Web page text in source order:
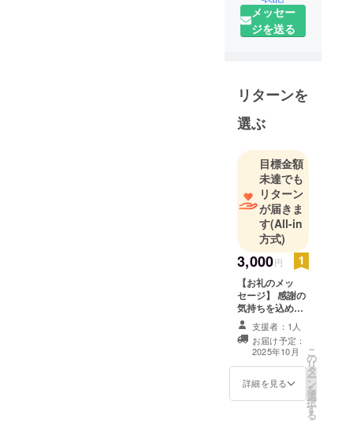
生粋の大洋
人です。
域でできる
ことを考
え、魅力あ
る地域にす
るための行
動をして行
く覚悟で
す！
大洋地区で
の祭りを復
活させ、世
代間交流を
図ることで
魅力ある故
郷が構築で
きればと
思っており
メッセー
ジを送る
リターンを
選ぶ
目標金額
未達でも
リターン
が届きま
す(All-in
方式)
3,000円
【お礼のメッ
セージ】 感謝の
気持ちを込め
て、お礼のメッ
セージをお送り
します。
支援者：1人
お届け予定：
2025年10月
詳細を見る
こ
の
リ
タ
ー
ン
を
選
択
す
る